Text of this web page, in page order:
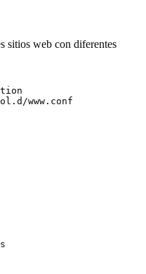
sitios web con diferentes